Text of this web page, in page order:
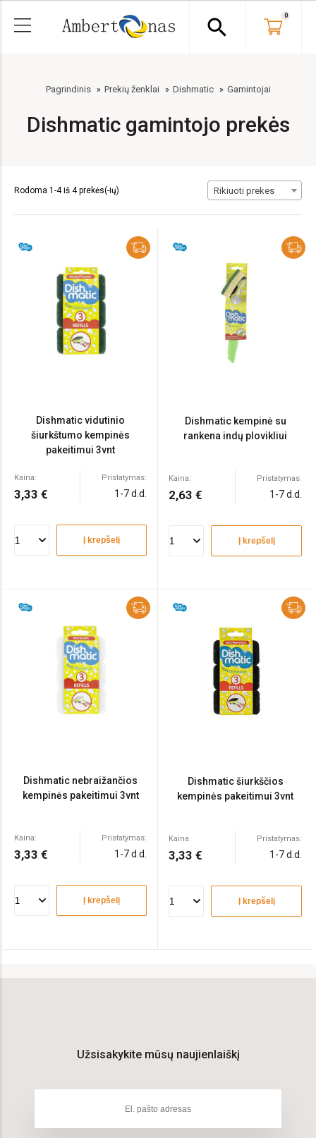
search 0
Pagrindinis Prekių ženklai Dishmatic Gamintojai
Dishmatic gamintojo prekės
Rodoma 1-4 iš 4 prekės(-ių) Rikiuoti prekes
Dishmatic vidutinio
šiurkštumo kempinės
pakeitimui 3vnt
Kaina:
3,33 €
Pristatymas:
1-7 d.d.
Į krepšelį
Dishmatic kempinė su
rankena indų plovikliui
Kaina:
2,63 €
Pristatymas:
1-7 d.d.
Į krepšelį
Dishmatic nebraižančios
kempinės pakeitimui 3vnt
Kaina:
3,33 €
Pristatymas:
1-7 d.d.
Į krepšelį
Dishmatic šiurkščios
kempinės pakeitimui 3vnt
Kaina:
3,33 €
Pristatymas:
1-7 d.d.
Į krepšelį
Užsisakykite mūsų naujienlaiškį